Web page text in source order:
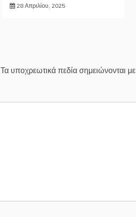
28 Απριλίου, 2025
Τα υποχρεωτικά πεδία σημειώνονται με